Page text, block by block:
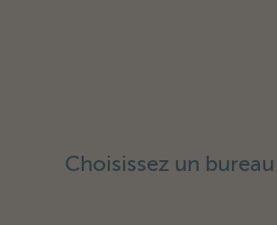
Choisissez un